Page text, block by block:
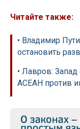
Читайте также:
• Владимир
остановить
• Лавров: Запад
АСЕАН против